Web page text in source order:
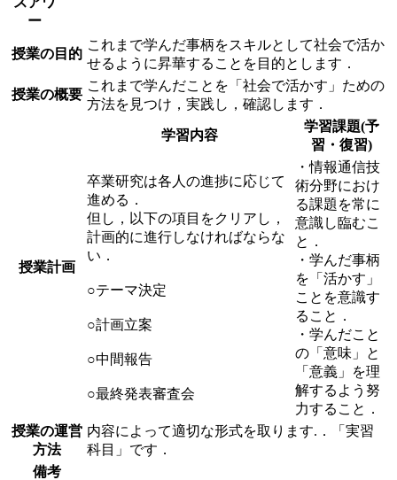
ー
授業の目的
これまで学んだ事柄をスキルとして社会で活か
せるように昇華することを目的とします．
授業の概要
これまで学んだことを「社会で活かす」ための
方法を見つけ，実践し，確認します．
授業計画
学習内容
学習課題(予
習・復習)
卒業研究は各人の進捗に応じて
進める．
但し，以下の項目をクリアし，
計画的に進行しなければならな
い．
○テーマ決定
○計画立案
○中間報告
○最終発表審査会
・情報通信技
術分野におけ
る課題を常に
意識し臨むこ
と．
・学んだ事柄
を「活かす」
ことを意識す
ること．
・学んだこと
の「意味」と
「意義」を理
解するよう努
力すること．
授業の運営
方法
内容によって適切な形式を取ります.．「実習
科目」です．
備考